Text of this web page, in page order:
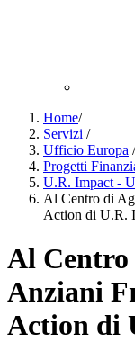
Home/
Servizi /
Ufficio Europa /
Progetti
U.R. Impact -
Al Centro di
Action di U.R.
Al Centro
Anziani
Action di